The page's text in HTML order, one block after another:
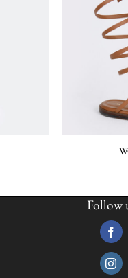
Follow